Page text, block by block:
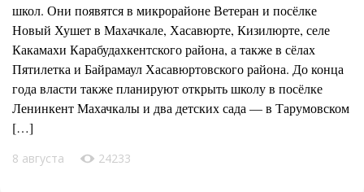
школ. Они появятся в микрорайоне Ветеран и посёлке
Новый Хушет в Махачкале, Хасавюрте, Кизилюрте, селе
Какамахи Карабудахкентского района, а также в сёлах
Пятилетка и Байрамаул Хасавюртовского района. До конца
года власти также планируют открыть школу в посёлке
Ленинкент Махачкалы и два детских сада — в Тарумовском
[…]
8 августа 24233